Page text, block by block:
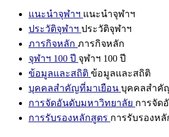
แนะนำจุฬาฯ แนะนำจุฬาฯ
ประวัติจุฬาฯ ประวัติจุฬาฯ
ภารกิจหลัก ภารกิจหลัก
จุฬาฯ 100 ปี จุฬาฯ 100 ปี
ข้อมูลและสถิติ ข้อมูลและสถิติ
บุคคลสำคัญที่มาเยือน บุคคลสำคั
การจัดอันดับมหาวิทยาลัย การจัด
การรับรองหลักสูตร การรับรองหลั